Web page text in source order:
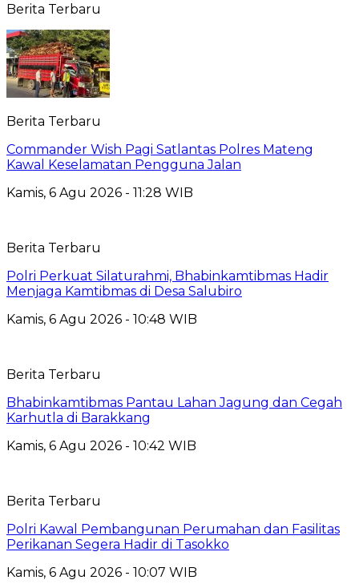
Berita Terbaru
Berita Terbaru
Commander Wish Pagi Satlantas Polres Mateng
Kawal Keselamatan Pengguna Jalan
Kamis, 6 Agu 2026 - 11:28 WIB
Berita Terbaru
Polri Perkuat Silaturahmi, Bhabinkamtibmas Hadir
Menjaga Kamtibmas di Desa Salubiro
Kamis, 6 Agu 2026 - 10:48 WIB
Berita Terbaru
Bhabinkamtibmas Pantau Lahan Jagung dan Cegah
Karhutla di Barakkang
Kamis, 6 Agu 2026 - 10:42 WIB
Berita Terbaru
Polri Kawal Pembangunan Perumahan dan Fasilitas
Perikanan Segera Hadir di Tasokko
Kamis, 6 Agu 2026 - 10:07 WIB